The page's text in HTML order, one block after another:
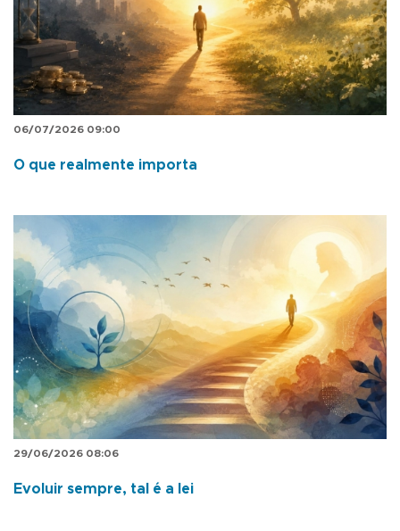
06/07/2026 09:00
O que realmente importa
29/06/2026 08:06
Evoluir sempre, tal é a lei